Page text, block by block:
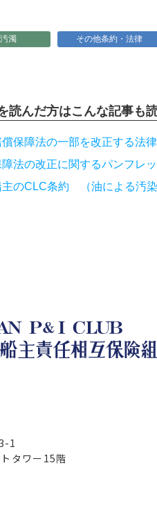
濁 その他条約・法律
読んだ方はこんな記事も
保障法の一部を改正する法
法の改正に関するパンフレ
主のCLC条約 （油による汚
1
タワー15階